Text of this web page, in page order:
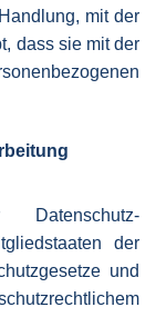
mit der
dass sie mit der
der
und